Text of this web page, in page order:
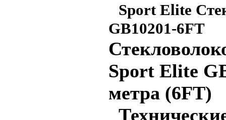
Sport Elite
GB10201-6FT
Sport Elite
метра (6FT)